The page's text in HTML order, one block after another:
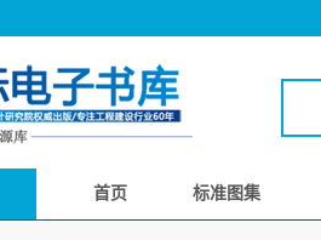
首页 标准图集